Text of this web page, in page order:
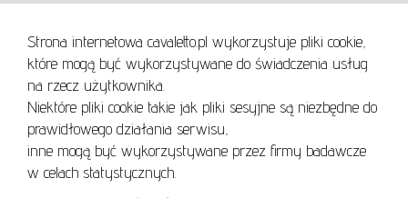
Strona internetowa cavaletto.pl wykorzystuje pliki cookie,
które mogą być wykorzystywane do świadczenia usług
na rzecz użytkownika.
Niektóre pliki cookie takie jak pliki sesyjne są niezbędne do
prawidłowego działania serwisu,
inne mogą być wykorzystywane przez firmy badawcze
w celach statystycznych.
REGULAMIN
REGULAMIN AUKCJI
POLITYKA PRYWATNOŚCI
POLITYKA COOKIES